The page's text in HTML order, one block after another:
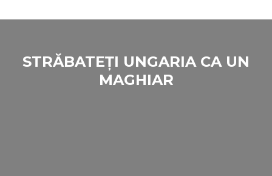
STRĂBATEȚI UNGARIA CA UN
MAGHIAR